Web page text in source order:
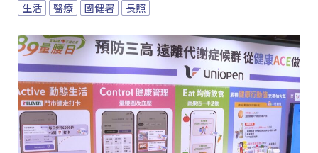
生活 醫療 國健署 長照